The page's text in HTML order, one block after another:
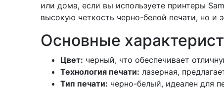
или дома, если вы используете принтеры
высокую четкость черно-белой печати, но
Основные
Цвет: черный, что обеспечивает
Технология печати: лазерная,
Тип печати: черно-белый, идеален для